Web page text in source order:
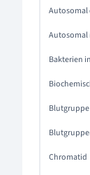
Autosomal
Bakterien
Chromatid